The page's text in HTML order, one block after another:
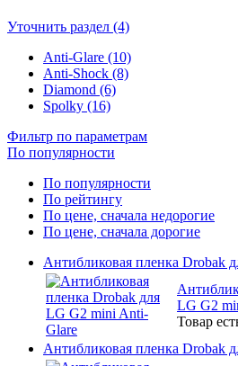
Уточнить раздел (4)
Anti-Glare (10)
Anti-Shock (8)
Diamond (6)
Spolky (16)
Фильтр по параметрам
По популярности
По популярности
По рейтингу
По цене, сначала недорогие
По цене, сначала дорогие
Антибликовая пленка Drobak
LG G2
Товар
Антибликовая пленка Drobak